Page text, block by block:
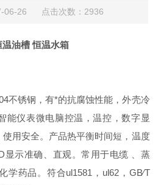
06-26 点击次数：2936
油槽 恒温水箱
不锈钢，有*的抗腐蚀性能 ，外壳冷
能仪表微电脑控温，温控，数字显
使用安全。产品热平衡时间短，温度
显示准确、直观。常 用于电缆
、蒸
学药品 。符合ul1581，ul62，GB∕T